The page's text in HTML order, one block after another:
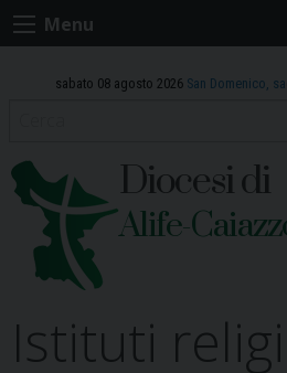
Skip
to
Menu
sabato 08 agosto 2026 San Domenico,
Diocesi di
Alife-
Istituti